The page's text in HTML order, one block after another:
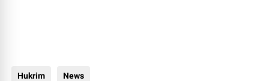
Hukrim News